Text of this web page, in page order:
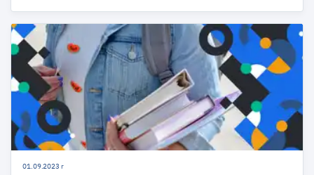
01.09.2023 r